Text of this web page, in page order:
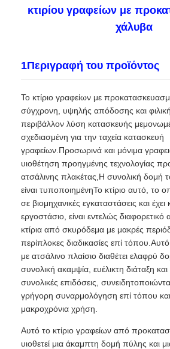
Σπίτι
Προϊόντα
Σχετικά με εμάς
Επισκέψεις στο εργοστάσιο
Έλεγχος Ποιότητας
Επικοινωνήστε μαζί μας
κτιρίου γραφείων με
χάλυβα
1Περιγραφή του προϊόντος
Το κτίριο γραφείων με
σύγχρονη, υψηλής απόδοσης και
περιβάλλον λύση κατασκευής
σχεδιασμένη για την ταχεία κατασκευή
γραφείων.Προσωρινά και μόνιμα
υιοθέτηση προηγμένης τεχνολογίας
ατσάλινης πλακέτας,Η συνολική δομή
είναι τυποποιημένηΤο κτίριο αυτό, το
σε βιομηχανικές εγκαταστάσεις και
εργοστάσιο, είναι εντελώς
κτίρια από σκυρόδεμα με μακρές
περίπλοκες διαδικασίες επί
με ατσάλινο πλαίσιο διαθέτει ελαφρύ
συνολική ακαμψία, ευέλικτη διάταξη και
συνολικές επιδόσεις,
γρήγορη συναρμολόγηση επί τόπου
μακροχρόνια χρήση.
Αυτό το κτίριο γραφείων από
υιοθετεί μια άκαμπτη δομή πύλης και